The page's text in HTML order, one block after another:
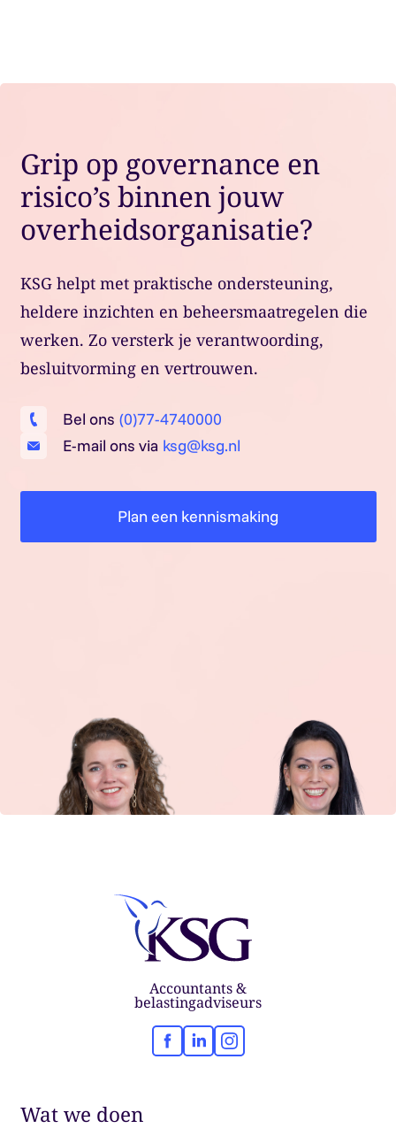
Grip op governance en
risico’s binnen jouw
overheidsorganisatie?
KSG helpt met praktische ondersteuning,
heldere inzichten en beheersmaatregelen die
werken. Zo versterk je verantwoording,
besluitvorming en vertrouwen.
Bel ons (0)77-4740000
E-mail ons via ksg@ksg.nl
Plan een kennismaking
Accountants &
belastingadviseurs
Facebook
LinkedInInstagram
Wat we doen